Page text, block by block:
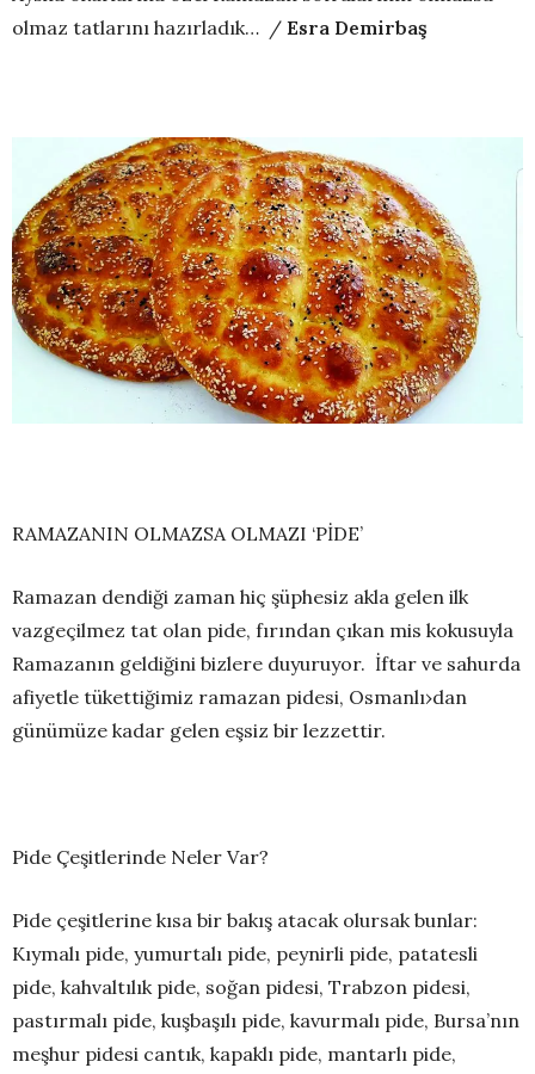
olmaz tatlarını hazırladık… / Esra Demirbaş
RAMAZANIN OLMAZSA OLMAZI ‘PİDE’
Ramazan dendiği zaman hiç şüphesiz akla gelen ilk
vazgeçilmez tat olan pide, fırından çıkan mis kokusuyla
Ramazanın geldiğini bizlere duyuruyor. İftar ve sahurda
afiyetle tükettiğimiz ramazan pidesi, Osmanlı›dan
günümüze kadar gelen eşsiz bir lezzettir.
Pide Çeşitlerinde Neler Var?
Pide çeşitlerine kısa bir bakış atacak olursak bunlar:
Kıymalı pide, yumurtalı pide, peynirli pide, patatesli
pide, kahvaltılık pide, soğan pidesi, Trabzon pidesi,
pastırmalı pide, kuşbaşılı pide, kavurmalı pide, Bursa’nın
meşhur pidesi cantık, kapaklı pide, mantarlı pide,